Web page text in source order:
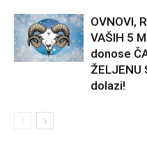
OVNOVI,
VAŠIH 5
donose
ŽELJENU
dolazi!